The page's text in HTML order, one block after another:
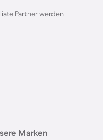
Partner werden
Marken